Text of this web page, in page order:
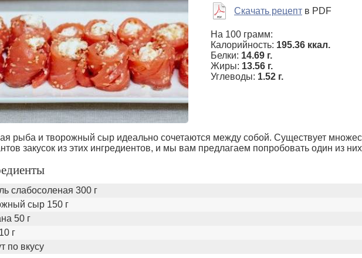
Скачать рецепт в PDF
На 100 грамм:
Калорийность: 195.36 ккал.
Белки: 14.69 г.
Жиры: 13.56 г.
Углеводы: 1.52 г.
рыба и творожный сыр идеально сочетаются между собой. Существует
закусок из этих ингредиентов, и мы вам предлагаем попробовать один из
слабосоленая 300 г
сыр 150 г
50 г
г
по вкусу